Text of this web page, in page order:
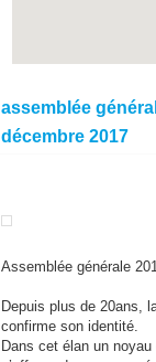
assemblée
décembre 2017
Assemblée générale
Depuis plus de 20ans,
confirme son identité.
Dans cet élan un